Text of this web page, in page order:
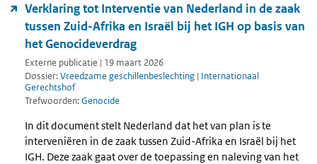
Verklaring tot Interventie van Nederland in de zaak
tussen Zuid-Afrika en Israël bij het IGH op basis van
het Genocideverdrag
Externe publicatie | 19 maart 2026
Dossier:Vreedzame geschillenbeslechting | Internationaal
Gerechtshof
Trefwoorden:Genocide
In dit document stelt Nederland dat het van plan is te
interveniëren in de zaak tussen Zuid-Afrika en Israël bij het
IGH. Deze zaak gaat over de toepassing en naleving van het